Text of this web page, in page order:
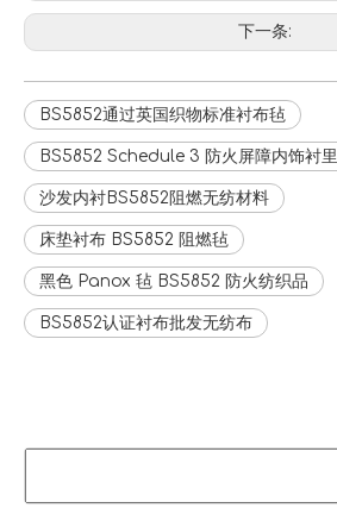
下一条:
BS5852通过英国织物标准衬布毡
BS5852 Schedule 3 防火屏障内饰衬里
沙发内衬BS5852阻燃无纺材料
床垫衬布 BS5852 阻燃毡
黑色 Panox 毡 BS5852 防火纺织品
BS5852认证衬布批发无纺布